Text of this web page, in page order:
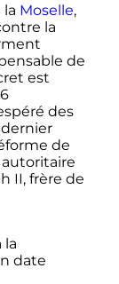
la Moselle,
la
de
est
des
de
II, frère de
la
date